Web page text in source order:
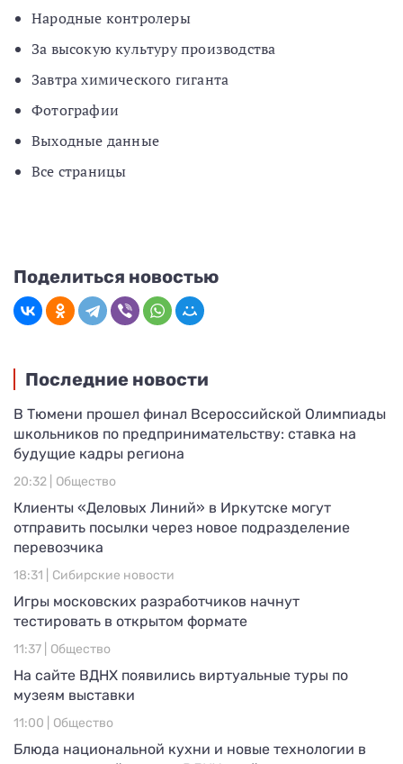
Народные контролеры
За высокую культуру производства
Завтра химического гиганта
Фотографии
Выходные данные
Все страницы
Поделиться новостью
Последние новости
В Тюмени прошел финал Всероссийской Олимпиады
школьников по предпринимательству: ставка на
будущие кадры региона
20:32 | Общество
Клиенты «Деловых Линий» в Иркутске могут
отправить посылки через новое подразделение
перевозчика
18:31 | Сибирские новости
Игры московских разработчиков начнут
тестировать в открытом формате
11:37 | Общество
На сайте ВДНХ появились виртуальные туры по
музеям выставки
11:00 | Общество
Блюда национальной кухни и новые технологии в